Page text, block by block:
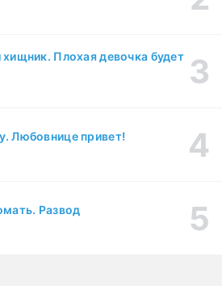
хищник. Плохая девочка будет
Любовнице привет!
Развод